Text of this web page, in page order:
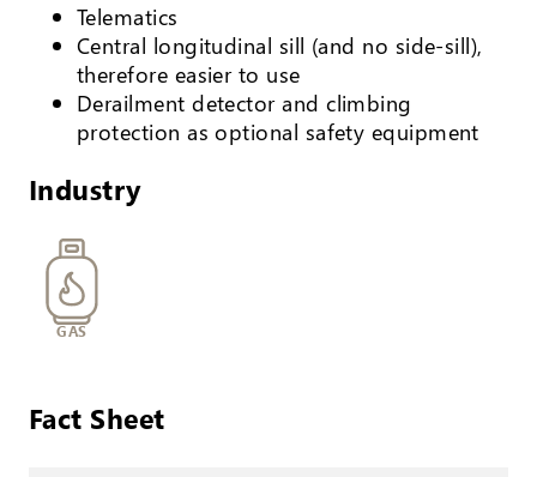
Telematics
Central longitudinal sill (and no side-sill),
therefore easier to use
Derailment detector and climbing
protection as optional safety equipment
Industry
GAS
Fact Sheet